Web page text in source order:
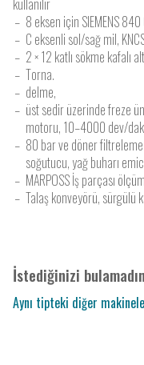
8 eksen için SIEMENS
C eksenli sol/sağ mil,
2 × 12 katlı sökme kafalı
Torna.
delme,
üst sedir üzerinde freze
motoru, 10–4000 dev/
80 bar ve döner filtreleme
soğutucu, yağ buharı
MARPOSS İş parçası
Talaş konveyörü, sürgülü
İstediğinizi
Aynı tipteki diğer